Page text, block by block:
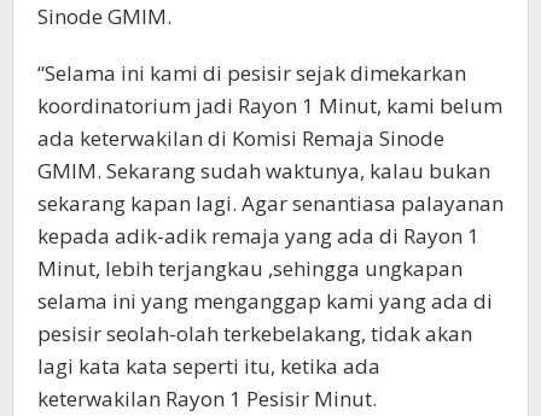
Sinode GMIM.
“Selama ini kami di pesisir sejak dimekarkan
koordinatorium jadi Rayon 1 Minut, kami belum
ada keterwakilan di Komisi Remaja Sinode
GMIM. Sekarang sudah waktunya, kalau bukan
sekarang kapan lagi. Agar senantiasa palayanan
kepada adik-adik remaja yang ada di Rayon 1
Minut, lebih terjangkau ,sehingga ungkapan
selama ini yang menganggap kami yang ada di
pesisir seolah-olah terkebelakang, tidak akan
lagi kata kata seperti itu, ketika ada
keterwakilan Rayon 1 Pesisir Minut.